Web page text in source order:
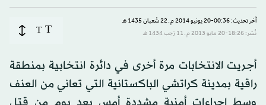
آخر تحديث: 00:36-20 يونيو 2014 م ـ 22 شَعبان 1435 هـ
نُشر: 18:26-20 مايو 2013 م ـ 11 رَجب 1434 هـ
T
T
أجريت الانتخابات مرة أخرى في دائرة انتخابية بمنطقة
راقية بمدينة كراتشي الباكستانية التي تعاني من العنف